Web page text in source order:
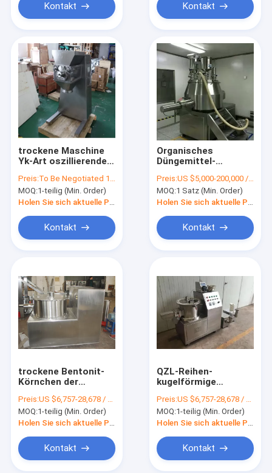
Kontakt Kontakt
trockene Maschine
Yk-Art oszillierende
der Granulations-
100kg/H-1000kg/h
Preis:To Be Negotiated 1 Piece (Min. Order)
MOQ:1-teilig (Min. Order)
Kontakt
Organisches
Düngemittel-
Maschinen-
pharmazeutischer
Hersteller
Preis:US $5,000-200,000 / Set |
MOQ:1 Satz (Min. Order)
Kontakt
trockene Bentonit-
Körnchen der
300rpm der
Maschinen-220V, die
Maschine herstellen
Preis:US $6,757-28,678 / Piece | 1 Piece (Min. Order)
MOQ:1-teilig (Min. Order)
Holen Sie sich aktuelle Preis
Kontakt
QZL-Reihen-
kugelförmige
Maschine, nass
Granulations-
Maschine für Medizin
Preis:US $6,757-28,678 / Piece | 1 Piece (Min. Order)
MOQ:1-teilig (Min. Order)
Holen Sie sich aktuelle Preis
Kontakt